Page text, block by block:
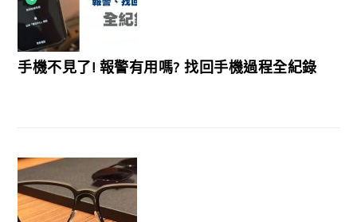
手機不見了! 報警有用嗎? 找回手機過程全紀錄